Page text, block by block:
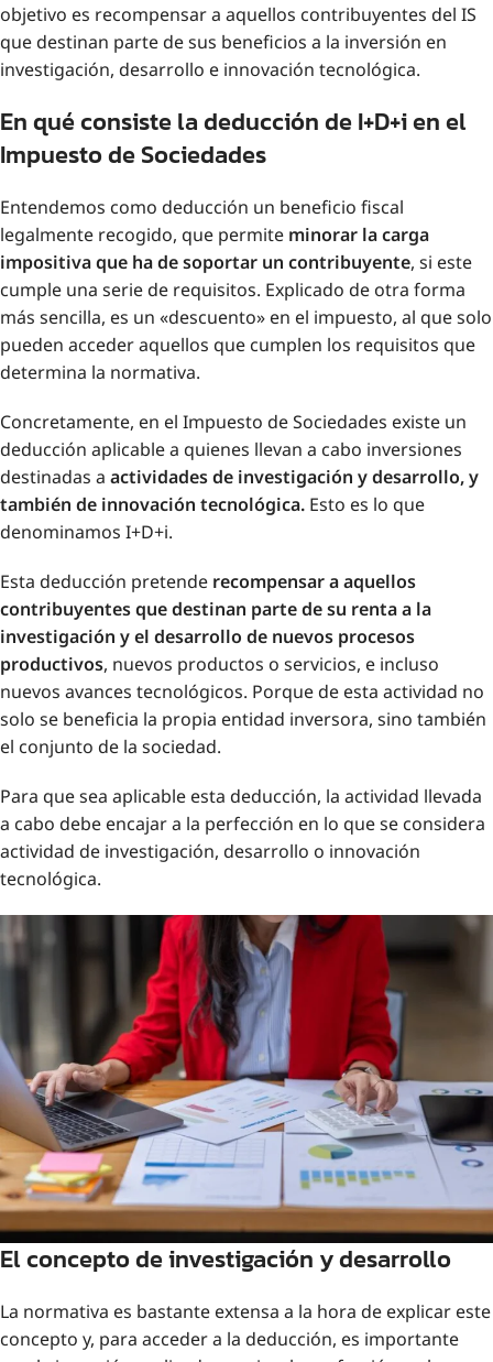
objetivo es recompensar a aquellos contribuyentes del IS
que destinan parte de sus beneficios a la inversión en
investigación, desarrollo e innovación tecnológica.
En qué consiste la deducción de I+D+i en el
Impuesto de Sociedades
Entendemos como deducción un beneficio fiscal
legalmente recogido, que permite minorar la carga
impositiva que ha de soportar un contribuyente, si este
cumple una serie de requisitos. Explicado de otra forma
más sencilla, es un «descuento» en el impuesto, al que solo
pueden acceder aquellos que cumplen los requisitos que
determina la normativa.
Concretamente, en el Impuesto de Sociedades existe un
deducción aplicable a quienes llevan a cabo inversiones
destinadas a actividades de investigación y desarrollo, y
también de innovación tecnológica. Esto es lo que
denominamos I+D+i.
Esta deducción pretende recompensar a aquellos
contribuyentes que destinan parte de su renta a la
investigación y el desarrollo de nuevos procesos
productivos, nuevos productos o servicios, e incluso
nuevos avances tecnológicos. Porque de esta actividad no
solo se beneficia la propia entidad inversora, sino también
el conjunto de la sociedad.
Para que sea aplicable esta deducción, la actividad llevada
a cabo debe encajar a la perfección en lo que se considera
actividad de investigación, desarrollo o innovación
tecnológica.
El concepto de investigación y desarrollo
La normativa es bastante extensa a la hora de explicar este
concepto y, para acceder a la deducción, es importante